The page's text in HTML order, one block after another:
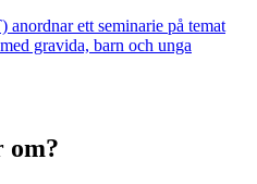
ett seminarie på temat
gravida, barn och unga
om?